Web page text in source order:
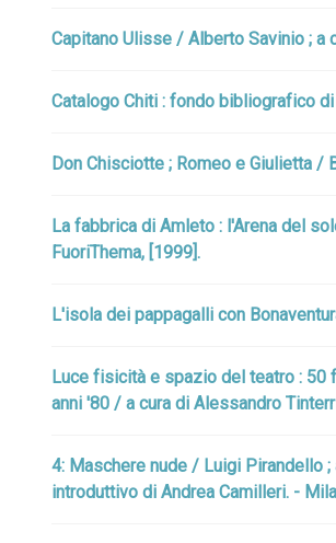
Capitano Ulisse / Alberto Savinio ; a
Catalogo Chiti : fondo bibliografico
Don Chisciotte ; Romeo e Giulietta /
La fabbrica di Amleto : l'Arena del
FuoriThema, [1999].
L'isola dei pappagalli con
Luce fisicità e spazio del teatro : 50
anni '80 / a cura di Alessandro
4: Maschere nude / Luigi Pirandello
introduttivo di Andrea Camilleri. -